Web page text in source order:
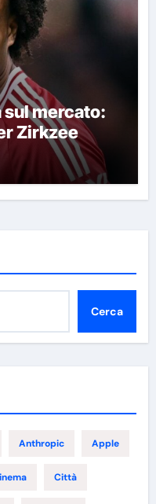
mercato:
Zirkzee
Cerca
Anthropic Apple
Città